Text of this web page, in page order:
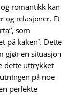
romantikk kan
og relasjoner. Et
som
på kaken”. Dette
gjør en situasjon
dette uttrykket
på noe
perfekte